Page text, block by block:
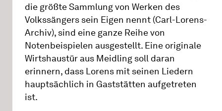
die größte Sammlung von Werken des
Volkssängers sein Eigen nennt (Carl-Lorens-
Archiv), sind eine ganze Reihe von
Notenbeispielen ausgestellt. Eine originale
Wirtshaustür aus Meidling soll daran
erinnern, dass Lorens mit seinen Liedern
hauptsächlich in Gaststätten aufgetreten
ist.